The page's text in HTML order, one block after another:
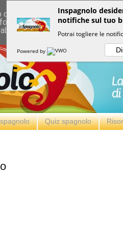
Quiz spagnolo
its services and to
and security metrics
Inspagnolo
notifiche sul tuo
Potrai togliere le
Powered by